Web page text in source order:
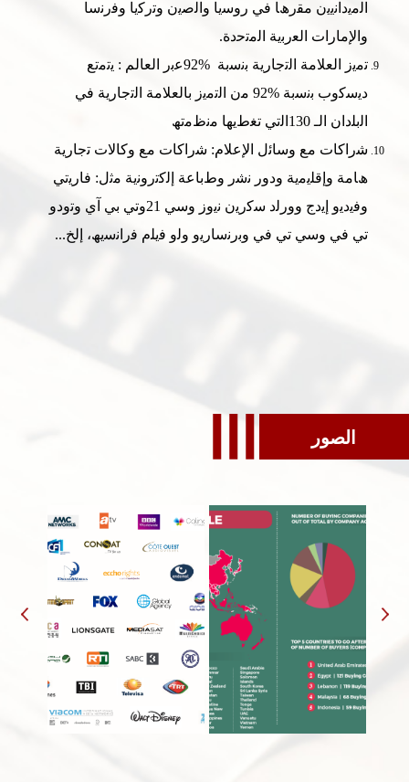
اﻟﻣﯾداﻧﯾﯾن ﻣﻘرھﺎ ﻓﻲ روﺳﯾﺎ واﻟﺻﯾن وﺗرﻛﯾﺎ وﻓرﻧﺳﺎ
واﻹﻣﺎرات اﻟﻌرﺑﯾﺔ اﻟﻣﺗﺣدة.
ﺗﻣﯾز اﻟﻌﻼﻣﺔ اﻟﺗﺟﺎرﯾﺔ ﺑﻧﺳﺑﺔ %92ﻋﺑر اﻟﻌﺎلم : ﯾﺗﻣﺗﻊ
دﯾﺳﻛوب ﺑﻧﺳﺑﺔ %92 ﻣن اﻟﺗﻣﯾز ﺑﺎﻟﻌﻼﻣﺔ اﻟﺗﺟﺎرﯾﺔ ﻓﻲ
اﻟﺑﻠدان اﻟـ 130اﻟﺗﻲ ﺗﻐطﯾﮭﺎ ﻣﻧظﻣﺗﮫ
ﺷراﻛﺎت ﻣﻊ وﺳﺎﺋل اﻹﻋﻼم: ﺷراﻛﺎت ﻣﻊ وﻛﺎﻻت ﺗﺟﺎرﯾﺔ
ھﺎﻣﺔ وإﻗﻠﯾﻣﯾﺔ ودور ﻧﺷر وطﺑﺎﻋﺔ إﻟﻛﺗروﻧﯾﺔ ﻣﺛل: ﻓﺎرﯾﺗﻲ
وﻓﯾدﯾو إﯾدج وورﻟد ﺳﻛرﯾن ﻧﯾوز وﺳﻲ 21وﺗﻲ ﺑﻲ آي وﺗودو
ﺗﻲ ﻓﻲ وﺳﻲ ﺗﻲ ﻓﻲ وﺑرﻧﺳﺎرﯾو وﻟو ﻓﯾﻠم ﻓراﻧﺳﯾﮫ، إﻟﺦ...
الصور